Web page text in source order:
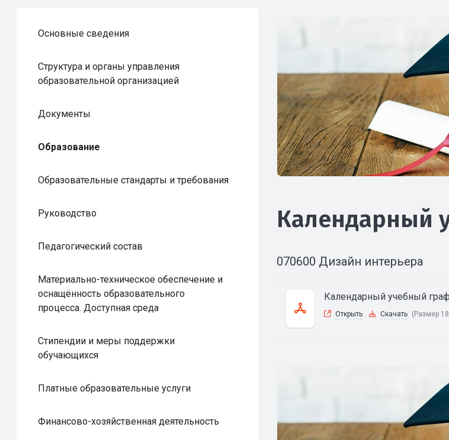
Основные сведения
Структура и органы управления
образовательной организацией
Документы
Образование
Образовательные стандарты и требования
Руководство
Педагогический состав
Материально-техническое обеспечение и
оснащённость образовательного
процесса. Доступная среда
Стипендии и меры поддержки
обучающихся
Платные образовательные услуги
Финансово-хозяйственная деятельность
Календарный
070600 Дизайн интерьера
Календарный учебный
Открыть Скачать (Размер